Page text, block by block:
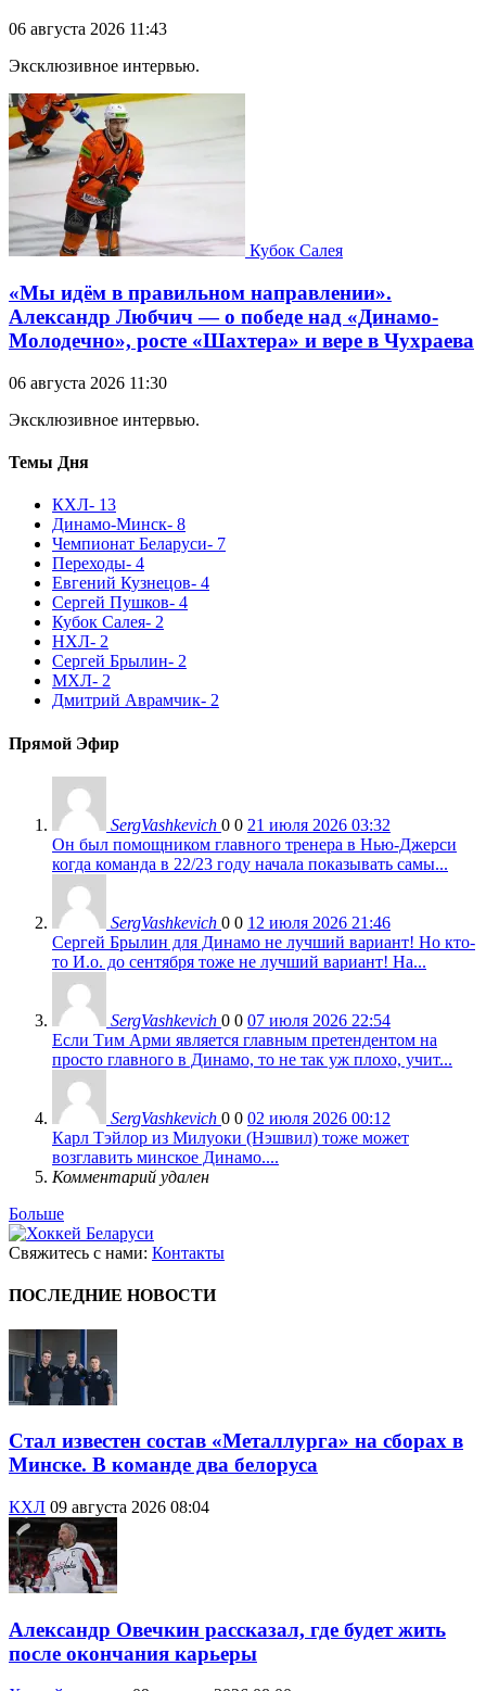
06 августа 2026 11:43
Эксклюзивное интервью.
Кубок Салея
«Мы идём в правильном направлении».
Александр Любчич — о победе над «Динамо-
Молодечно», росте «Шахтера» и вере в Чухраева
06 августа 2026 11:30
Эксклюзивное интервью.
Темы Дня
КХЛ- 13
Динамо-Минск- 8
Чемпионат Беларуси- 7
Переходы- 4
Евгений Кузнецов- 4
Сергей Пушков- 4
Кубок Салея- 2
НХЛ- 2
Сергей Брылин- 2
МХЛ- 2
Дмитрий Аврамчик- 2
Прямой Эфир
SergVashkevich 0 0 21 июля 2026 03:32
Он был помощником главного тренера в Нью-Джерси
когда команда в 22/23 году начала показывать самы...
SergVashkevich 0 0 12 июля 2026 21:46
Сергей Брылин для Динамо не лучший вариант! Но кто-
то И.о. до сентября тоже не лучший вариант! На...
SergVashkevich 0 0 07 июля 2026 22:54
Если Тим Арми является главным претендентом на
просто главного в Динамо, то не так уж плохо, учит...
SergVashkevich 0 0 02 июля 2026 00:12
Карл Тэйлор из Милуоки (Нэшвил) тоже может
возглавить минское Динамо....
Комментарий удален
Больше
Свяжитесь с нами: Контакты
ПОСЛЕДНИЕ НОВОСТИ
Стал известен состав «Металлурга» на сборах в
Минске. В команде два белоруса
КХЛ 09 августа 2026 08:04
Александр Овечкин рассказал, где будет жить
после окончания карьеры